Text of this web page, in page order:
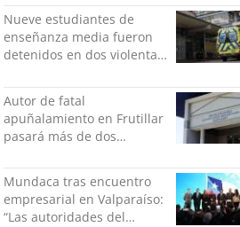
Nueve estudiantes de
enseñanza media fueron
detenidos en dos violentas
Autor de fatal
apuñalamiento en Frutillar
pasará más de dos
Mundaca tras encuentro
empresarial en Valparaíso:
“Las autoridades del